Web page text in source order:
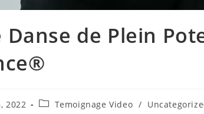
Danse de Plein
2022 Temoignage Video /